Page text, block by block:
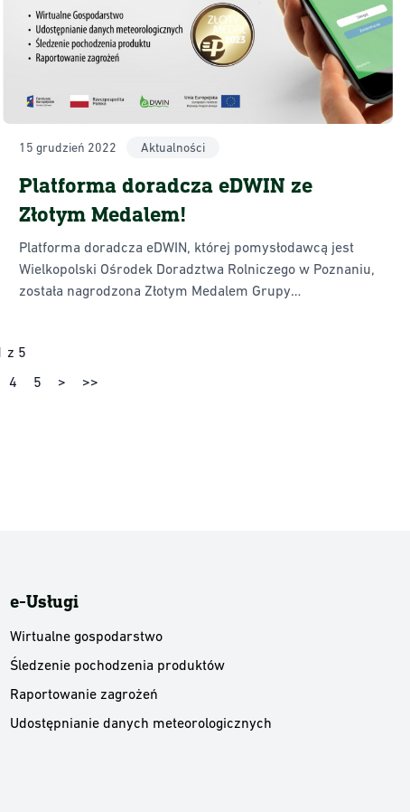
15 grudzień 2022 Aktualności
Platforma doradcza eDWIN ze
Złotym Medalem!
Platforma doradcza eDWIN, której pomysłodawcą jest
Wielkopolski Ośrodek Doradztwa Rolniczego w Poznaniu,
została nagrodzona Złotym Medalem Grupy
innowacyjnością w oparciu o autorskie rozwiązana.
z 5
4 5
e-Usługi
Wirtualne gospodarstwo
Śledzenie pochodzenia produktów
Raportowanie zagrożeń
Udostępnianie danych meteorologicznych